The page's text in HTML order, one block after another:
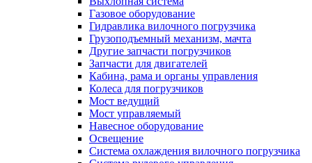
Газовое оборудование
Гидравлика вилочного погрузчика
Грузоподъемный механизм, мачта
Другие запчасти погрузчиков
Запчасти для двигателей
Кабина, рама и органы управления
Колеса для погрузчиков
Мост ведущий
Мост управляемый
Навесное оборудование
Освещение
Система охлаждения вилочного погрузчика